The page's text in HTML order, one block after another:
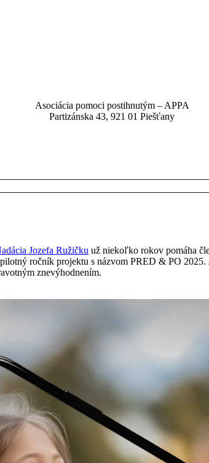
Asociácia pomoci postihnutým – APPA
Partizánska 43, 921 01 Piešťany
Jozefa Ružičku už niekoľko rokov pomáha
ročník projektu s názvom PRED & PO
znevýhodnením.